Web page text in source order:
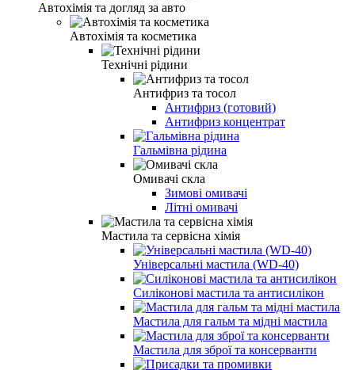
Автохімія та догляд за авто
Автохімія та косметика
Технічні рідини
Антифриз та тосол
Антифриз (готовий)
Антифриз концентрат
Гальмівна рідина
Омивачі скла
Зимові омивачі
Літні омивачі
Мастила та сервісна хімія
Універсальні мастила (WD-40)
Силіконові мастила та антисилікон
Мастила для гальм та мідні мастила
Мастила для зброї та консерванти